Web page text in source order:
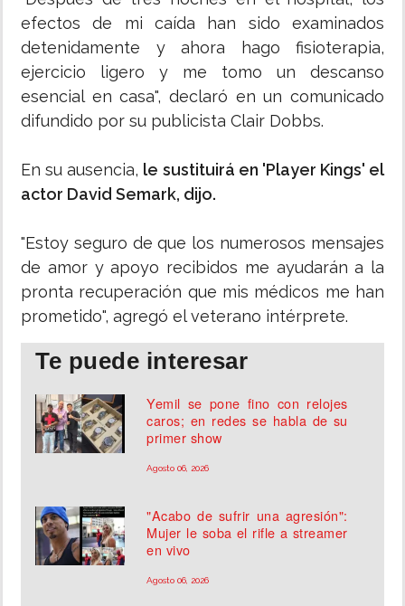
efectos de mi caída han sido examinados
detenidamente y ahora hago fisioterapia,
ejercicio ligero y me tomo un descanso
esencial en casa", declaró en un comunicado
difundido por su publicista Clair Dobbs.
En su ausencia, le sustituirá en 'Player Kings' el
actor David Semark, dijo.
"Estoy seguro de que los numerosos mensajes
de amor y apoyo recibidos me ayudarán a la
pronta recuperación que mis médicos me han
prometido", agregó el veterano intérprete.
Te puede interesar
Yemil se pone fino con relojes
caros; en redes se habla de su
primer show
Agosto 06, 2026
"Acabo de sufrir una agresión":
Mujer le soba el rifle a streamer
en vivo
Agosto 06, 2026